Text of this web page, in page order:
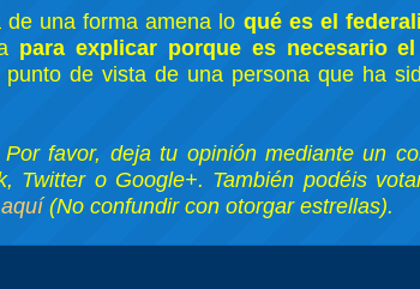
de una forma amena lo qué es el
para explicar porque es necesario
de vista de una persona que ha
favor, deja tu opinión mediante un
Twitter o Google+. También podéis
aquí(No confundir con otorgar estrellas).